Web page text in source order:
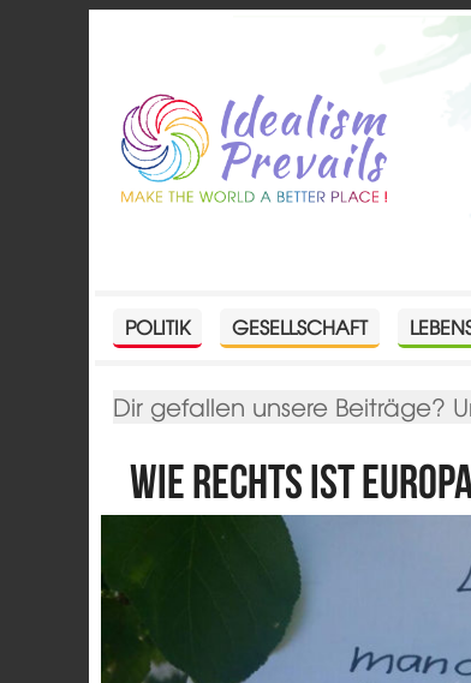
POLITIK GESELLSCHAFT
Dir gefallen unsere Beiträge?
Wie rechts ist